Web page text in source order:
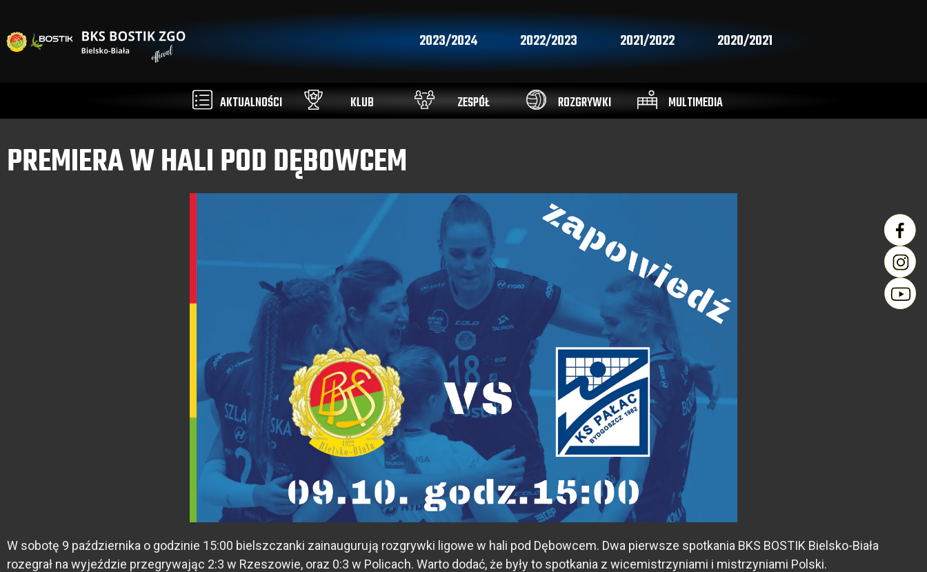
2023/2024 2022/2023 2021/2022 2020/2021
AKTUALNOŚCI KLUB ZESPÓŁ ROZGRYWKI MULTIMEDIA
PREMIERA W HALI POD DĘBOWCEM
W sobotę 9 października o godzinie 15:00 bielszczanki zainaugurują rozgrywki ligowe w hali pod Dębowcem. Dwa pierwsze spotkania BKS BOSTIK Bielsko-Biała
rozegrał na wyjeździe przegrywając 2:3 w Rzeszowie, oraz 0:3 w Policach. Warto dodać, że były to spotkania z wicemistrzyniami i mistrzyniami Polski.